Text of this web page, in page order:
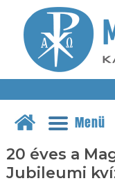
Menü
20 éves a
Jubileumi